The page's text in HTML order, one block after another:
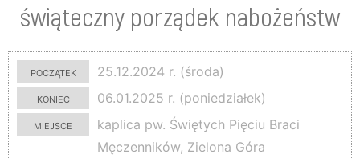
świąteczny porządek nabożeństw
początek
25.12.2024 r. (środa)
koniec
06.01.2025 r. (poniedziałek)
miejsce
kaplica pw. Świętych Pięciu Braci
Męczenników, Zielona Góra